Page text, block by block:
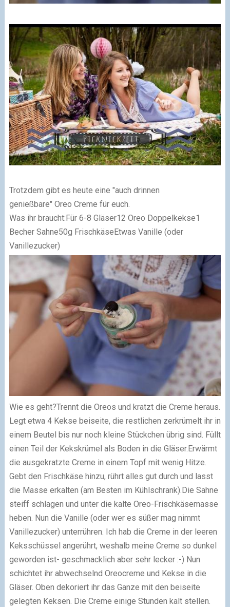
Trotzdem gibt es heute eine "auch drinnen
genießbare" Oreo Creme für euch.
Was ihr braucht:Für 6-8 Gläser12 Oreo Doppelkekse1
Becher Sahne50g FrischkäseEtwas Vanille (oder
Vanillezucker)
Wie es geht?Trennt die Oreos und kratzt die Creme heraus.
Legt etwa 4 Kekse beiseite, die restlichen zerkrümelt ihr in
einem Beutel bis nur noch kleine Stückchen übrig sind. Füllt
einen Teil der Kekskrümel als Boden in die Gläser.Erwärmt
die ausgekratzte Creme in einem Topf mit wenig Hitze.
Gebt den Frischkäse hinzu, rührt alles gut durch und lasst
die Masse erkalten (am Besten im Kühlschrank). Die Sahne
steiff schlagen und unter die kalte Oreo-Frischkäsemasse
heben. Nun die Vanille (oder wer es süßer mag nimmt
Vanillezucker) unterrühren. Ich hab die Creme in der leeren
Keksschüssel angerührt, weshalb meine Creme so dunkel
geworden ist- geschmacklich aber sehr lecker :-) Nun
schichtet ihr abwechselnd Oreocreme und Kekse in die
Gläser. Oben dekoriert ihr das Ganze mit den beiseite
gelegten Keksen. Die Creme einige Stunden kalt stellen.